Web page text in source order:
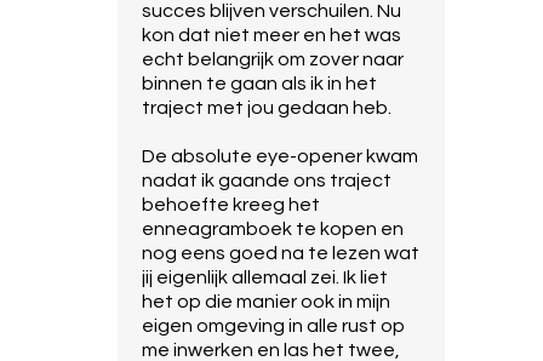
succes blijven verschuilen. Nu
kon dat niet meer en het was
echt belangrijk om zover naar
binnen te gaan als ik in het
traject met jou gedaan heb.
De absolute eye-opener kwam
nadat ik gaande ons traject
behoefte kreeg het
enneagramboek te kopen en
nog eens goed na te lezen wat
jij eigenlijk allemaal zei. Ik liet
het op die manier ook in mijn
eigen omgeving in alle rust op
me inwerken en las het twee,